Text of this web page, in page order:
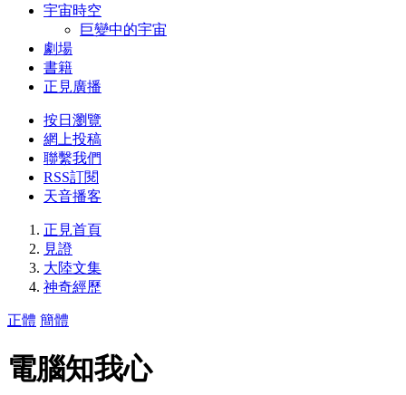
宇宙時空
巨變中的宇宙
劇場
書籍
正見廣播
按日瀏覽
網上投稿
聯繫我們
RSS訂閱
天音播客
正見首頁
見證
大陸文集
神奇經歷
正體 簡體
電腦知我心